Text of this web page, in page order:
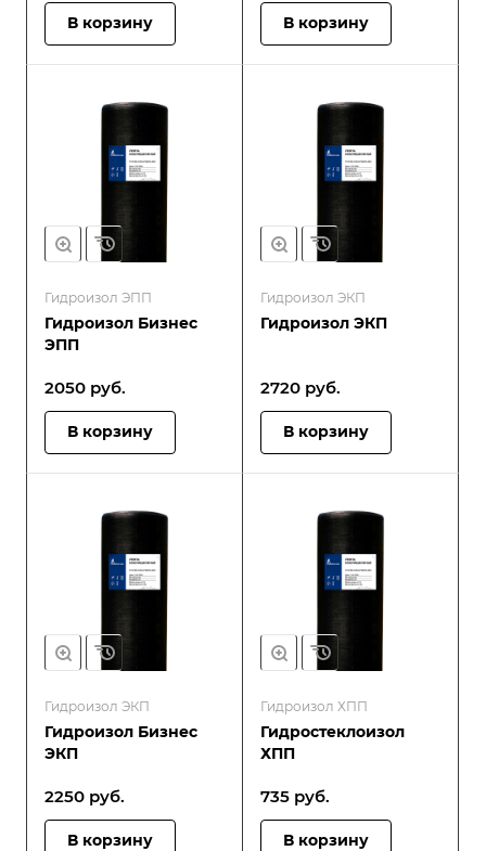
В корзину В корзину
Гидроизол ЭПП
Гидроизол Бизнес
ЭПП
2050 руб.
В корзину
Гидроизол ЭКП
Гидроизол ЭКП
2720 руб.
В корзину
Гидроизол ЭКП
Гидроизол Бизнес
ЭКП
2250 руб.
В корзину
Гидроизол ХПП
Гидростеклоизол
ХПП
735 руб.
В корзину